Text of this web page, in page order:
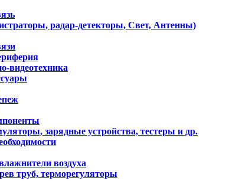
радар-детекторы, Свет, Антенны)
видеотехника
зарядные устройства, тестеры и др.
воздуха
труб, терморегуляторы